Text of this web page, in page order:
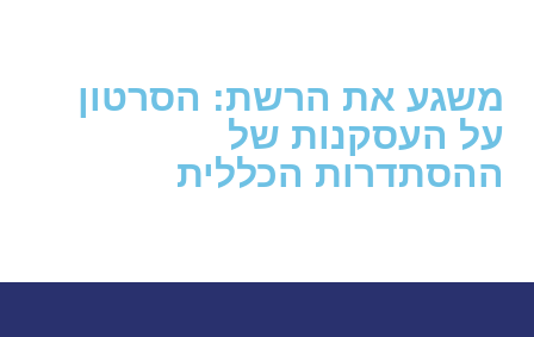
משגע את הרשת: הסרטון
על העסקנות של
ההסתדרות הכללית